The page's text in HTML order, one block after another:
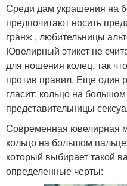
Среди дам украшения на
предпочитают носить
гранж , любительницы
Ювелирный этикет не
для ношения колец, так
против правил. Еще один
гласит: кольцо на
представительницы
Современная ювелирная
кольцо на большом
который выбирает такой
определенные черты: